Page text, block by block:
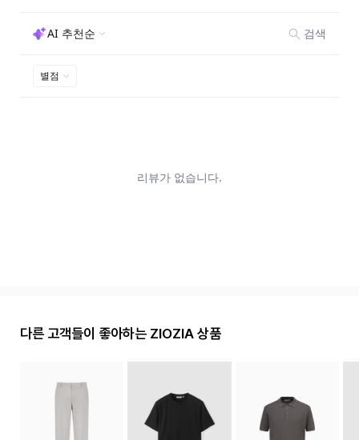
다른 고객들이 좋아하는 ZIOZIA 상품